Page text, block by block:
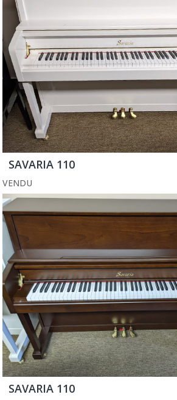
SAVARIA 110
VENDU
SAVARIA 110